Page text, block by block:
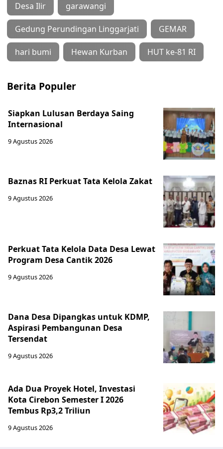
Desa Ilir garawangi
Gedung Perundingan Linggarjati GEMAR
hari bumi Hewan Kurban HUT ke-81 RI
Berita Populer
Siapkan Lulusan Berdaya Saing
Internasional
9 Agustus 2026
Baznas RI Perkuat Tata Kelola Zakat
9 Agustus 2026
Perkuat Tata Kelola Data Desa Lewat
Program Desa Cantik 2026
9 Agustus 2026
Dana Desa Dipangkas untuk KDMP,
Aspirasi Pembangunan Desa
Tersendat
9 Agustus 2026
Ada Dua Proyek Hotel, Investasi
Kota Cirebon Semester I 2026
Tembus Rp3,2 Triliun
9 Agustus 2026